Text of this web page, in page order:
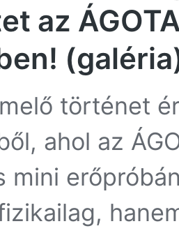
az
történet
ahol az
mini